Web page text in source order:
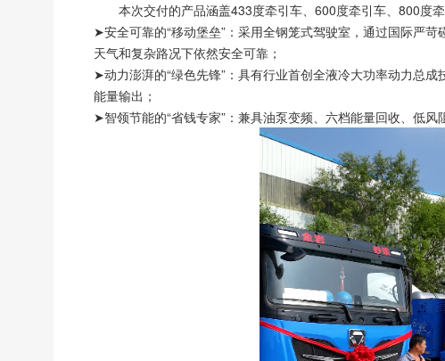
本次交付的产品涵盖433度牵引车、600度牵引车、800度
➤安全可靠的“移动堡垒”：采用全钢笼式驾驶室，通过国际严
天气和复杂路况下依然安全可靠；
➤动力澎湃的“绿色先锋”：具有行业首创全液冷大功率动力总
能量输出；
➤智领节能的“省钱专家”：兼具油泵变频、六档能量回收、低